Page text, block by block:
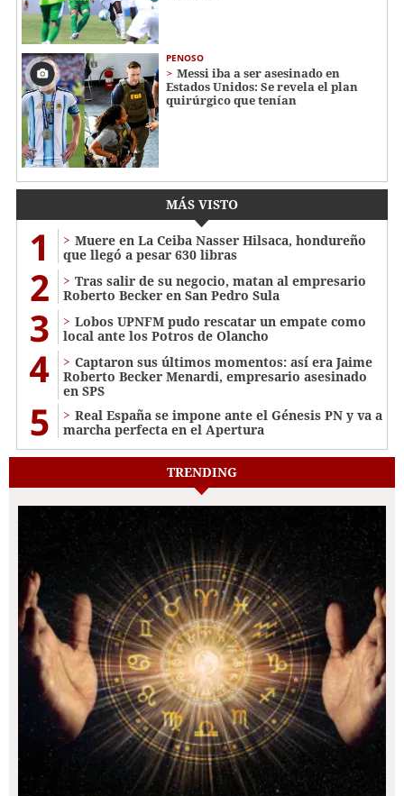
PENOSO
Messi iba a ser asesinado en
Estados Unidos: Se revela el plan
quirúrgico que tenían
MÁS VISTO
1
Muere en La Ceiba Nasser Hilsaca, hondureño
que llegó a pesar 630 libras
2
Tras salir de su negocio, matan al empresario
Roberto Becker en San Pedro Sula
3
Lobos UPNFM pudo rescatar un empate como
local ante los Potros de Olancho
4
Captaron sus últimos momentos: así era Jaime
Roberto Becker Menardi​​​, empresario asesinado
en SPS
5
Real España se impone ante el Génesis PN y va a
marcha perfecta en el Apertura
TRENDING